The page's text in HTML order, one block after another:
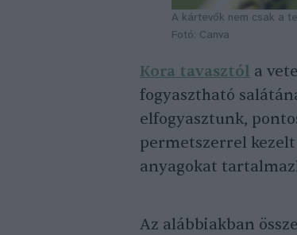
A kártevők nem csak a
Fotó: Canva
Kora tavasztól a
fogyasztható
elfogyasztunk,
permetszerrel
anyagokat
Az alábbiakban